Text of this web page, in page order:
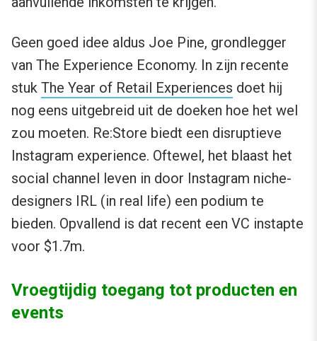
Geen goed idee aldus Joe Pine, grondlegger
van The Experience Economy. In zijn recente
stuk The Year of Retail Experiences doet hij
nog eens uitgebreid uit de doeken hoe het wel
zou moeten. Re:Store biedt een disruptieve
Instagram experience. Oftewel, het blaast het
social channel leven in door Instagram niche-
designers IRL (in real life) een podium te
bieden. Opvallend is dat recent een VC instapte
voor $1.7m.
Vroegtijdig toegang tot producten en
events